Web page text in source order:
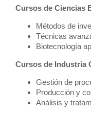
Cursos de Ciencias
Métodos de
Técnicas
Biotecnología
Cursos de Industria
Gestión de
Producción y
Análisis y